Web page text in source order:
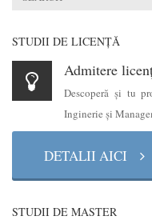
STUDII DE LICENŢĂ
Admitere
Descoperă şi tu
Inginerie şi
DETALII AICI
STUDII DE MASTER